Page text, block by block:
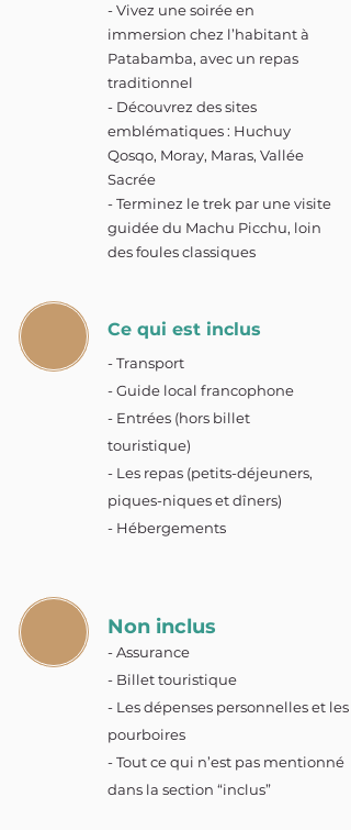
- Vivez une soirée en
immersion chez l’habitant à
Patabamba, avec un repas
traditionnel
- Découvrez des sites
emblématiques : Huchuy
Qosqo, Moray, Maras, Vallée
Sacrée
- Terminez le trek par une visite
guidée du Machu Picchu, loin
des foules classiques
Ce qui est inclus
- Transport
- Guide local francophone
- Entrées (hors billet
touristique)
- Les repas (petits-déjeuners,
piques-niques et dîners)
- Hébergements
Non inclus
- Assurance
- Billet touristique
- Les dépenses personnelles et les
pourboires
- Tout ce qui n’est pas mentionné
dans la section “inclus”